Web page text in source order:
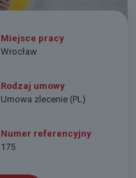
Miejsce pracy
Wrocław
Rodzaj umowy
Umowa zlecenie (PL)
Numer referencyjny
175